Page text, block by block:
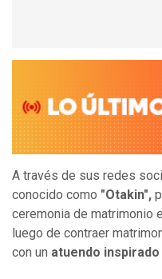
A través de sus redes
conocido como "Otakin",
ceremonia de matrimonio
luego de contraer
con un atuendo